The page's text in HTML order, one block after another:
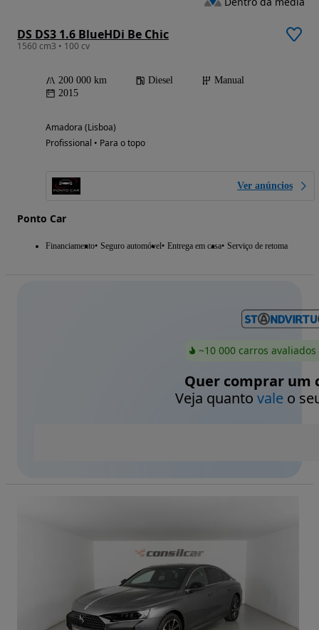
DS DS3 1.6 BlueHDi Be Chic
1560 cm3 • 100 cv
200 000 km Diesel
Manual
2015
Amadora (Lisboa)
Profissional • Para o topo
Ver anúncios
Ponto Car
Financiamento Seguro automóvel Entrega em casa Serviço de retoma
~10 000 carros
Quer comprar um
Veja quanto valeo